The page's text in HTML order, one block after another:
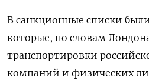
В санкционные списки
которые, по словам
транспортировки
компаний и физических